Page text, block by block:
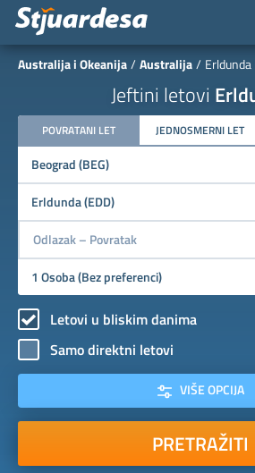
Australija i Okeanija Australija Erldunda
Jeftini letovi
POVRATANI LET JEDNOSMERNI LET
Letovi u bliskim danima
Samo direktni letovi
VIŠE OPCIJA
PRETRAŽITI